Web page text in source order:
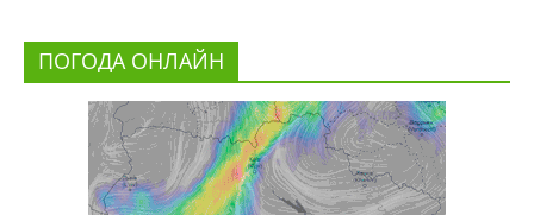
ПОГОДА ОНЛАЙН